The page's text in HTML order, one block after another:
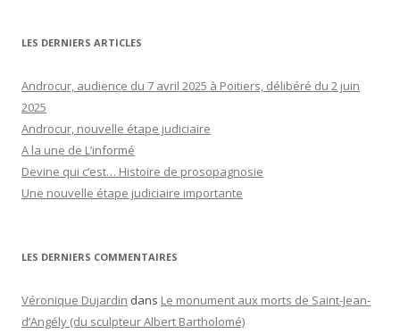
LES DERNIERS ARTICLES
Androcur, audience du 7 avril 2025 à Poitiers, délibéré du 2 juin
2025
Androcur, nouvelle étape judiciaire
A la une de L’informé
Devine qui c’est… Histoire de prosopagnosie
Une nouvelle étape judiciaire importante
LES DERNIERS COMMENTAIRES
Véronique Dujardin dans Le monument aux morts de Saint-Jean-
d’Angély (du sculpteur Albert Bartholomé)